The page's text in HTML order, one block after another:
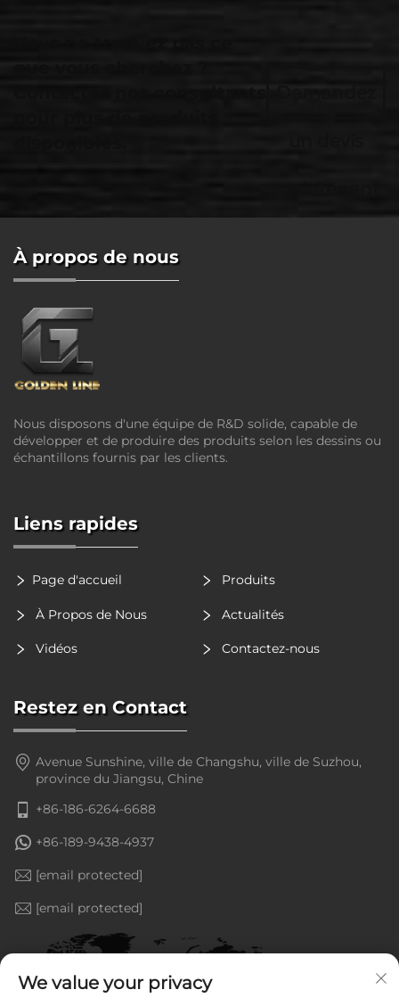
À propos de nous
Nous disposons d'une équipe de R&D solide, capable de
développer et de produire des produits selon les dessins ou
échantillons fournis par les clients.
Liens rapides
Page d'accueil Produits
À Propos de Nous Actualités
Vidéos Contactez-nous
Restez en Contact
Avenue Sunshine, ville de Changshu, ville de Suzhou,
province du Jiangsu, Chine
+86-186-6264-6688
+86-189-9438-4937
[email protected]
[email protected]
We value your privacy